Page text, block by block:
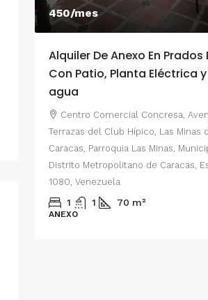
450/mes
Alquiler De Anexo En Prados
Con Patio, Planta Eléctrica
agua
Centro Comercial Concresa,
Terrazas del Club Hípico, Las Minas
Caracas, Parroquia Las Minas,
Distrito Metropolitano de Caracas,
1080, Venezuela
1 1 70 m²
ANEXO